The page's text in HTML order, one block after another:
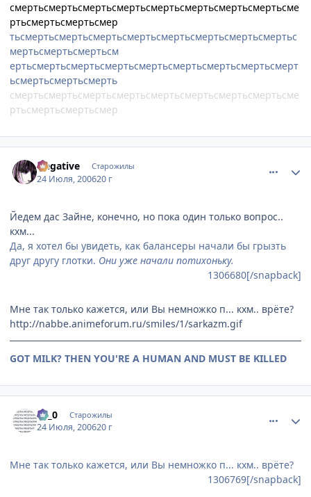
смертьсмертьсмертьсмертьсмертьсмертьсмертьсмертьсме
ртьсмертьсмертьсмер
тьсмертьсмертьсмертьсмертьсмертьсмертьсмертьсмертьс
мертьсмертьсмертьсм
ертьсмертьсмертьсмертьсмертьсмертьсмертьсмертьсмерт
ьсмертьсмертьсмерть
смертьсмертьсмертьсмертьсмертьсмертьсмертьсмертьсме
ртьсмертьсмертьсмер
Negative Старожилы
24 Июля, 200620 г
Йедем дас Зайне, конечно, но пока один только вопрос..
кхм...
Да, я хотел бы увидеть, как балансеры начали бы грызть
друг другу глотки. Они уже начали потихоньку.
1306680[/snapback]
Мне так только кажется, или Вы немножко п... кхм.. врёте?
http://nabbe.animeforum.ru/smiles/1/sarkazm.gif
GOT MILK? THEN YOU'RE A HUMAN AND MUST BE KILLED
Le_0 Старожилы
24 Июля, 200620 г
Мне так только кажется, или Вы немножко п... кхм.. врёте?
1306769[/snapback]